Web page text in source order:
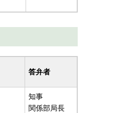
答弁者
知事
関係部局長